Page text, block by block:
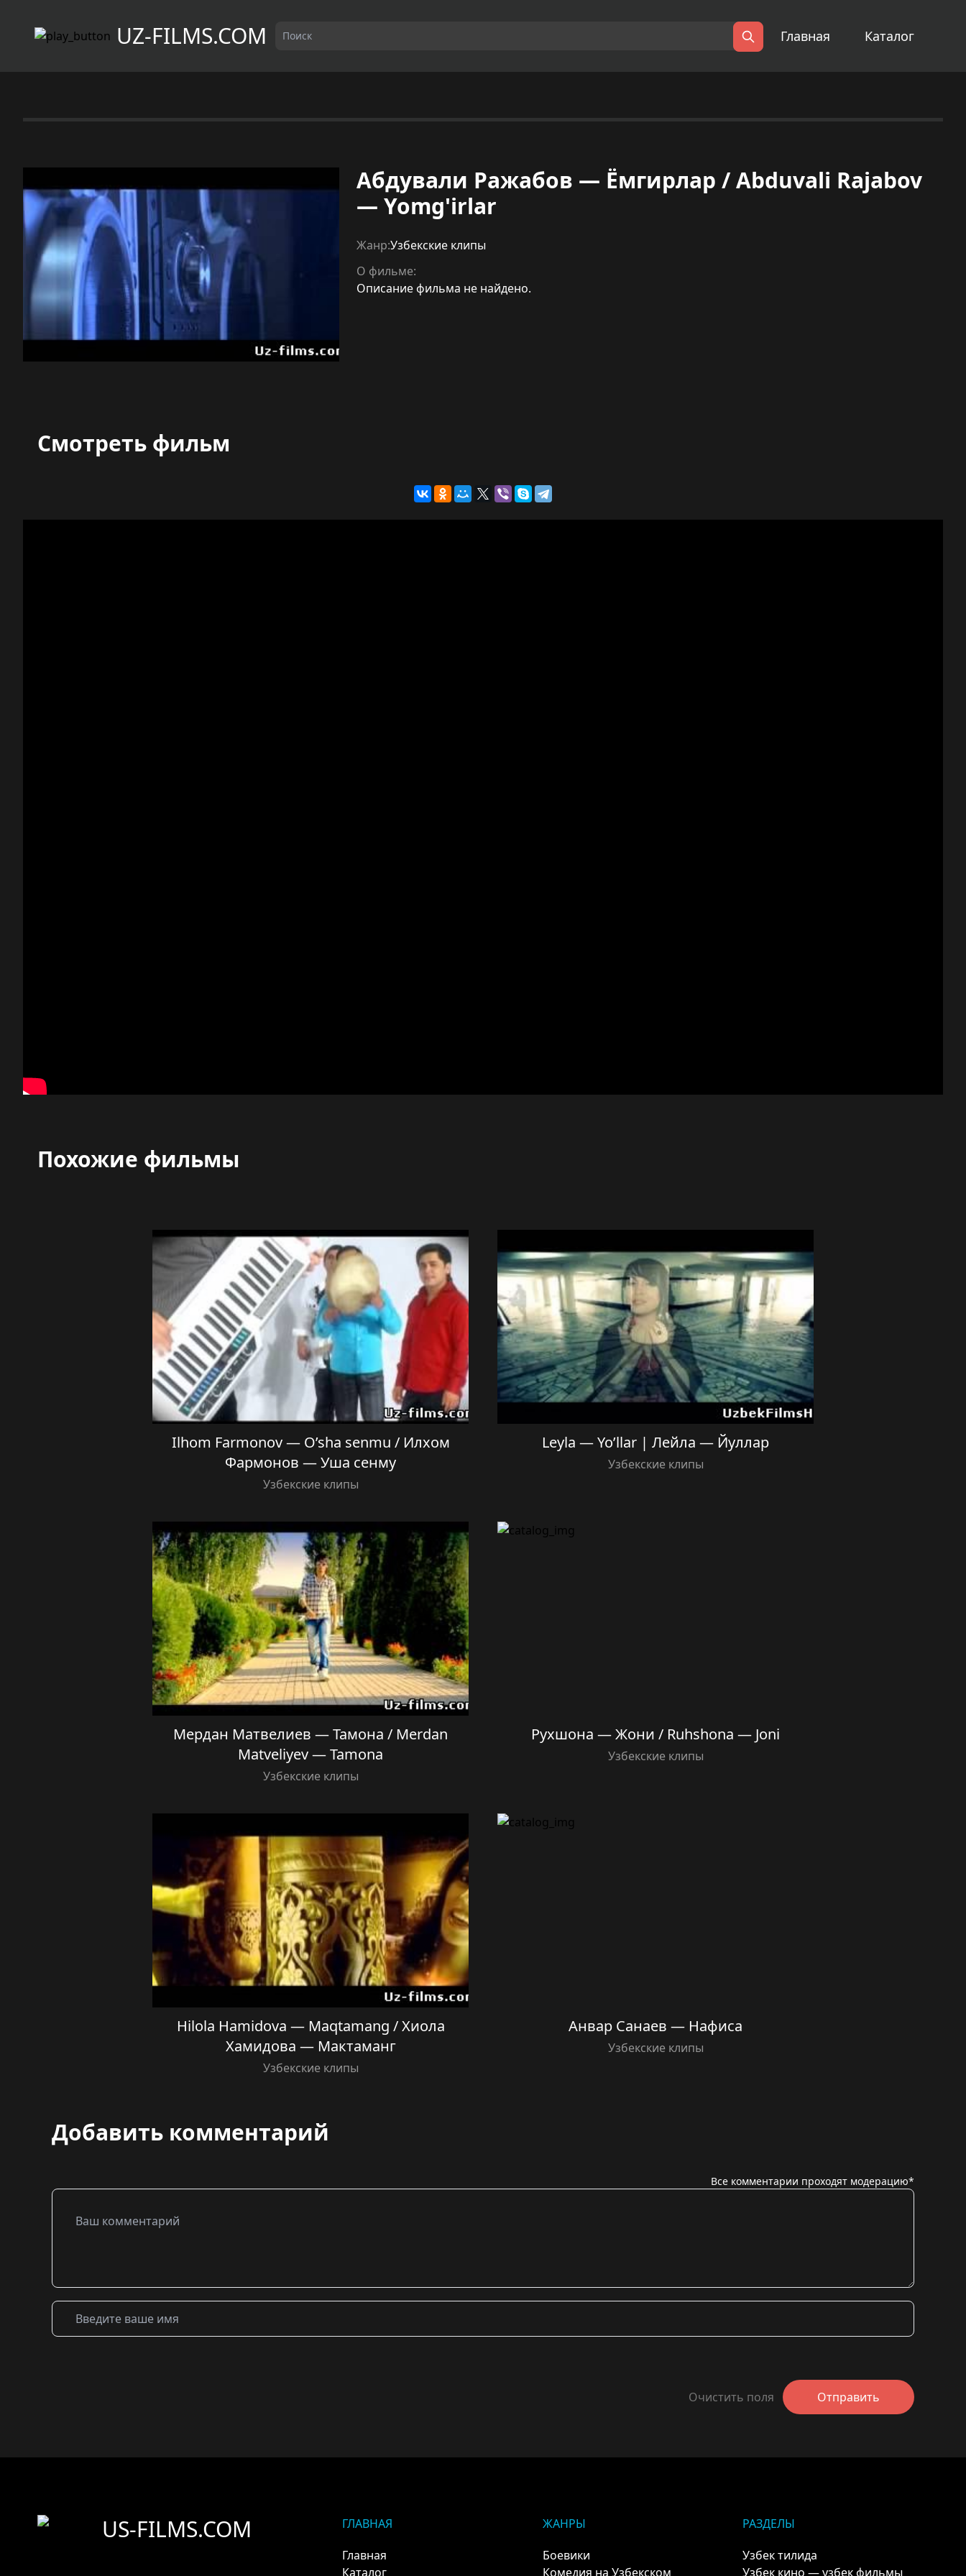
UZ-FILMS.COM Поиск
Главная Каталог
Абдували Ражабов — Ёмгирлар / Abduvali Rajabov
— Yomg'irlar
Жанр:Узбекские клипы
О фильме:
Описание фильма не найдено.
Смотреть фильм
Похожие фильмы
Ilhom Farmonov — O’sha senmu / Илхом
Фармонов — Уша сенму
Узбекские клипы
Leyla — Yo’llar | Лейла — Йуллар
Узбекские клипы
Мердан Матвелиев — Тамона / Merdan
Matveliyev — Tamona
Узбекские клипы
Рухшона — Жони / Ruhshona — Joni
Узбекские клипы
Hilola Hamidova — Maqtamang / Хиола
Хамидова — Мактаманг
Узбекские клипы
Анвар Санаев — Нафиса
Узбекские клипы
Добавить комментарий
Все комментарии проходят модерацию*
Очистить поля Отправить
US-FILMS.COM
ГЛАВНАЯ
Главная
Каталог
ЖАНРЫ
Боевики
Комедия на Узбекском
РАЗДЕЛЫ
Узбек тилида
Узбек кино — узбек фильмы